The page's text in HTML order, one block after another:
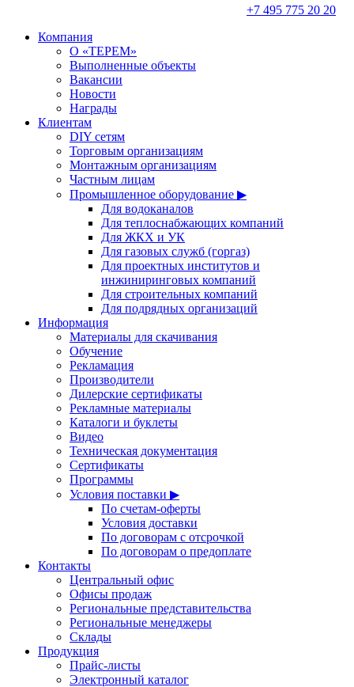
+7 495 775 20 20
Компания
О «ТЕРЕМ»
Выполненные объекты
Вакансии
Новости
Награды
Клиентам
DIY сетям
Торговым организациям
Монтажным организациям
Частным лицам
Промышленное оборудование ▶
Для водоканалов
Для теплоснабжающих компаний
Для ЖКХ и УК
Для газовых служб (горгаз)
Для проектных институтов и
инжиниринговых компаний
Для строительных компаний
Для подрядных организаций
Информация
Материалы для скачивания
Обучение
Рекламация
Производители
Дилерские сертификаты
Рекламные материалы
Каталоги и буклеты
Видео
Техническая документация
Сертификаты
Программы
Условия поставки ▶
По счетам-оферты
Условия доставки
По договорам с отсрочкой
По договорам о предоплате
Контакты
Центральный офис
Офисы продаж
Региональные представительства
Региональные менеджеры
Склады
Продукция
Прайс-листы
Электронный каталог